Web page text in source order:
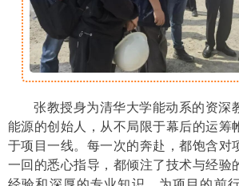
张教授身为清华大学能动系的资深
能源的创始人，从不局限于幕后的运筹
于项目一线。每一次的奔赴，都饱含对
一回的悉心指导，都倾注了技术与经验